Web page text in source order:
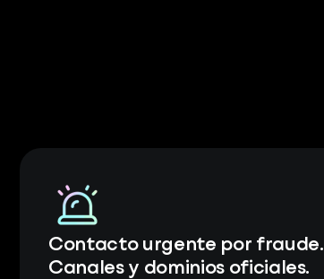
Contacto urgente por fraude.
Canales y dominios oficiales.